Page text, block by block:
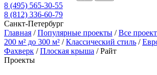
8 (495) 565-30-55
8 (812) 336-60-79
Санкт-Петербург
Главная /Популярные проекты /Все
200 м² до 300 м² /Классический стиль /
Фахверк /Плоская крыша /Райт
Проекты